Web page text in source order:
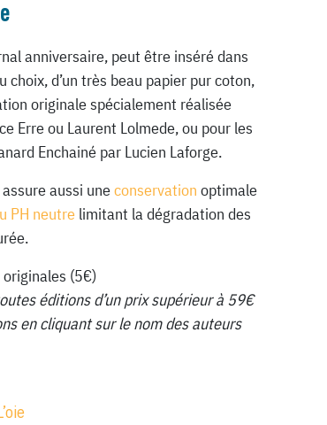
anniversaire, peut être inséré dans
choix, d’un très beau papier pur coton,
originale spécialement réalisée
Erre ou Laurent Lolmede, ou pour les
Enchainé par Lucien Laforge.
aussi uneconservation optimale
PH neutre limitant la dégradation des
(5€)
éditions d’un prix supérieur à 59€
en cliquant sur le nom des auteurs